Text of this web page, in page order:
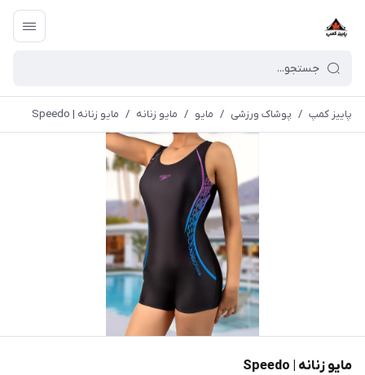
پاییز کمپ / پوشاک ورزشی / مايو / مایو زنانه / مایو زنانه | Speedo
مایو زنانه | Speedo